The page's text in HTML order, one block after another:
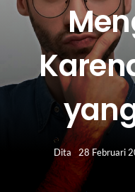
Dita 28 Februari